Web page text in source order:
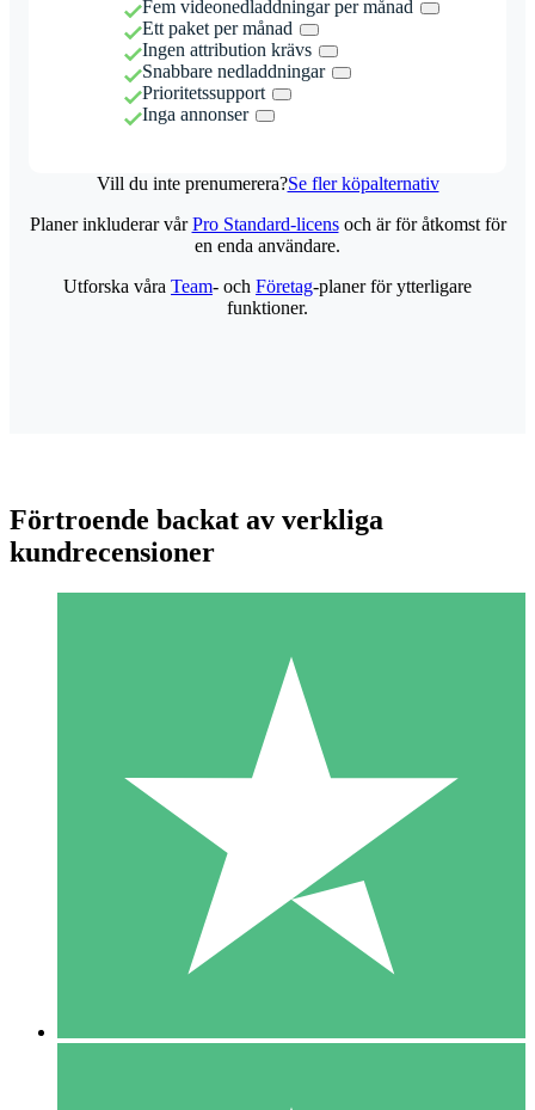
Fem videonedladdningar per månad
Ett paket per månad
Ingen attribution krävs
Snabbare nedladdningar
Prioritetssupport
Inga annonser
Vill du inte prenumerera?Se fler köpalternativ
Individuella Kreditpaket
Betala per användning med nedladdningskrediter. Inget
1 Nedladdningar
10 00
Planer inkluderar vårPro Standard-licensoch är för åtkomst för
en enda användare.
Utforska våra Team- och Företag-planer för ytterligare
funktioner.
Förtroende backat av verkliga
kundrecensioner